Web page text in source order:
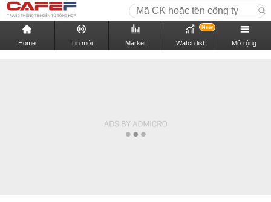
Home Tin mới Market Watch list
New
Mở rộng